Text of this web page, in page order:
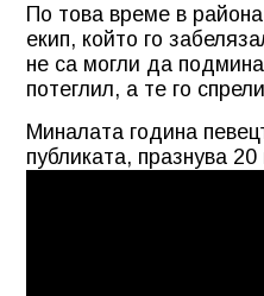
По това време в
екип, който го
не са могли да
потеглил, а те го
Миналата година
публиката, празнува